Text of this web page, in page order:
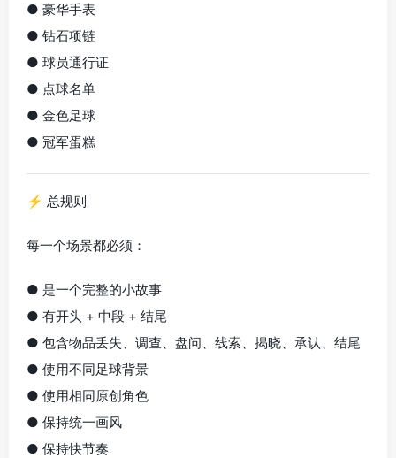
● 豪华手表
● 钻石项链
● 球员通行证
● 点球名单
● 金色足球
● 冠军蛋糕
⚡ 总规则
每一个场景都必须：
● 是一个完整的小故事
● 有开头 + 中段 + 结尾
● 包含物品丢失、调查、盘问、线索、揭晓、承认、结尾
● 使用不同足球背景
● 使用相同原创角色
● 保持统一画风
● 保持快节奏